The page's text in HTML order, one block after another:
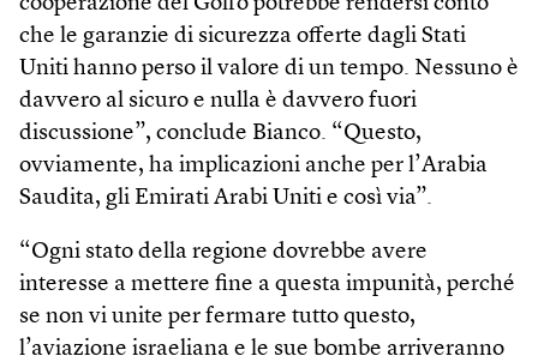
che le garanzie di sicurezza offerte dagli Stati
Uniti hanno perso il valore di un tempo. Nessuno è
davvero al sicuro e nulla è davvero fuori
discussione”, conclude Bianco. “Questo,
ovviamente, ha implicazioni anche per l’Arabia
Saudita, gli Emirati Arabi Uniti e così via”.
“Ogni stato della regione dovrebbe avere
interesse a mettere fine a questa impunità, perché
se non vi unite per fermare tutto questo,
l’aviazione israeliana e le sue bombe arriveranno